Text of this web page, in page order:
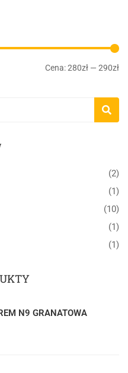
Cena:280zł — 290zł
(2)
(1)
(10)
(1)
(1)
N9 GRANATOWA